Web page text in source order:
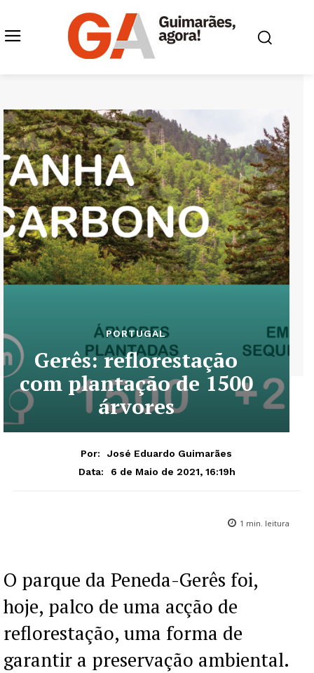
PORTUGAL
Gerês: reflorestação
com plantação de 1500
árvores
Por:
José Eduardo Guimarães
Data:
6 de Maio de 2021, 16:19h
1 min. leitura
O parque da Peneda-Gerês foi,
hoje, palco de uma acção de
reflorestação, uma forma de
garantir a preservação ambiental.